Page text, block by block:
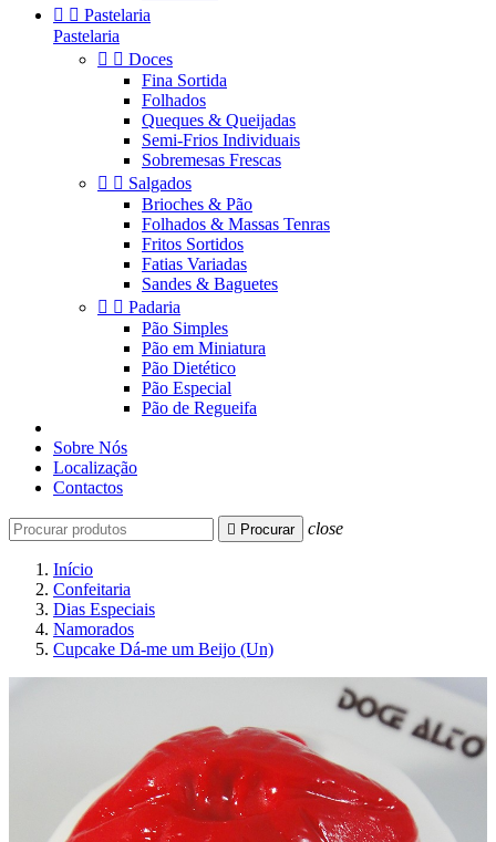
  Pastelaria
Pastelaria
  Doces
Fina Sortida
Folhados
Queques & Queijadas
Semi-Frios Individuais
Sobremesas Frescas
  Salgados
Brioches & Pão
Folhados & Massas Tenras
Fritos Sortidos
Fatias Variadas
Sandes & Baguetes
  Padaria
Pão Simples
Pão em Miniatura
Pão Dietético
Pão Especial
Pão de Regueifa
Sobre Nós
Localização
Contactos
 Procurar close
Início
Confeitaria
Dias Especiais
Namorados
Cupcake Dá-me um Beijo (Un)